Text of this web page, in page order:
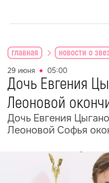
главная новости о
29 июня 05:00
Дочь Евгения
Леоновой
Дочь Евгения
Леоновой Софья